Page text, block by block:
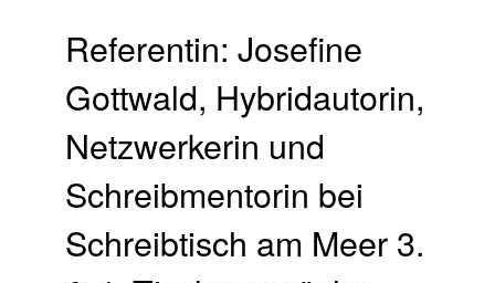
Referentin: Josefine
Gottwald, Hybridautorin,
Netzwerkerin und
Schreibmentorin bei
Schreibtisch am Meer 3.